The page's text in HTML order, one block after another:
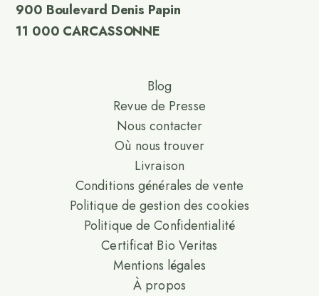
900 Boulevard Denis Papin
11 000 CARCASSONNE
Blog
Revue de Presse
Nous contacter
Où nous trouver
Livraison
Conditions générales de vente
Politique de gestion des cookies
Politique de Confidentialité
Certificat Bio Veritas
Mentions légales
À propos